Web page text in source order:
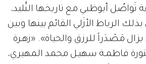
تَواصُل أبوظبي مع تاريخها التَّليد،
الرباط الأزَلي القائم بينها وبين
يزال مَصْدَراً للرزق والحياة». «زهـرة
فاطمـة سهيـل محمد المهيري،